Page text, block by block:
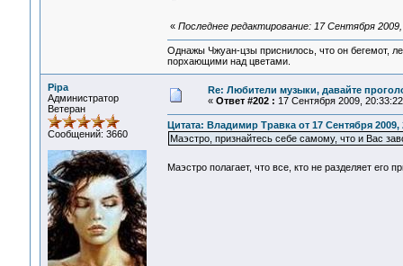
« Последнее редактирование: 17 Сентября
Однажы Чжуан-цзы приснилось, что он бегемот,
порхающими над цветами.
Pipa
Администратор
Ветеран
Сообщений: 3660
Re: Любители музыки, давайте
« Ответ #202 : 17 Сентября 2009,
Цитата: Владимир Травка от 17 Сентября 2009,
Маэстро, признайтесь себе самому, что и Вас
Маэстро полагает, что все, кто не разделяет его